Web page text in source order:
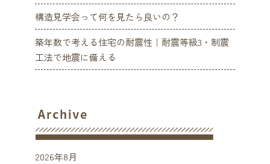
構造見学会って何を見たら良いの？
築年数で考える住宅の耐震性｜耐震等級3・制震
工法で地震に備える
2026年8月